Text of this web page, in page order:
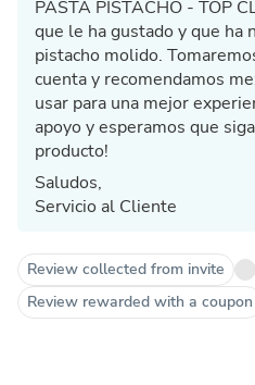
PASTA PISTACHO - TOP
que le ha gustado y que ha
pistacho molido.
cuenta y recomendamos
usar para una mejor
apoyo y esperamos que
producto!
Saludos,
Servicio al Cliente
Review collected from invite
Review rewarded with a coupon